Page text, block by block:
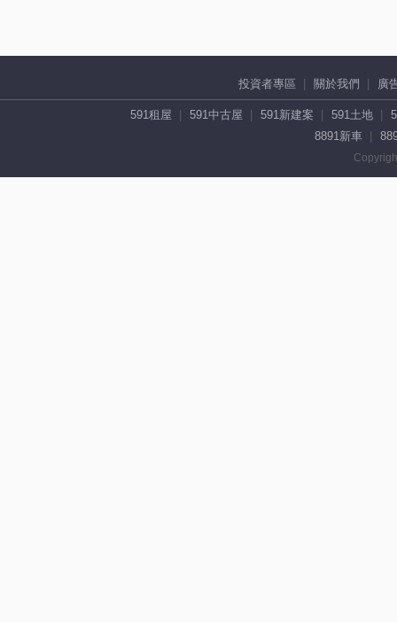
投資者專區 關於我們 廣
591租屋 591中古屋 591新建案 591土地
8891新車